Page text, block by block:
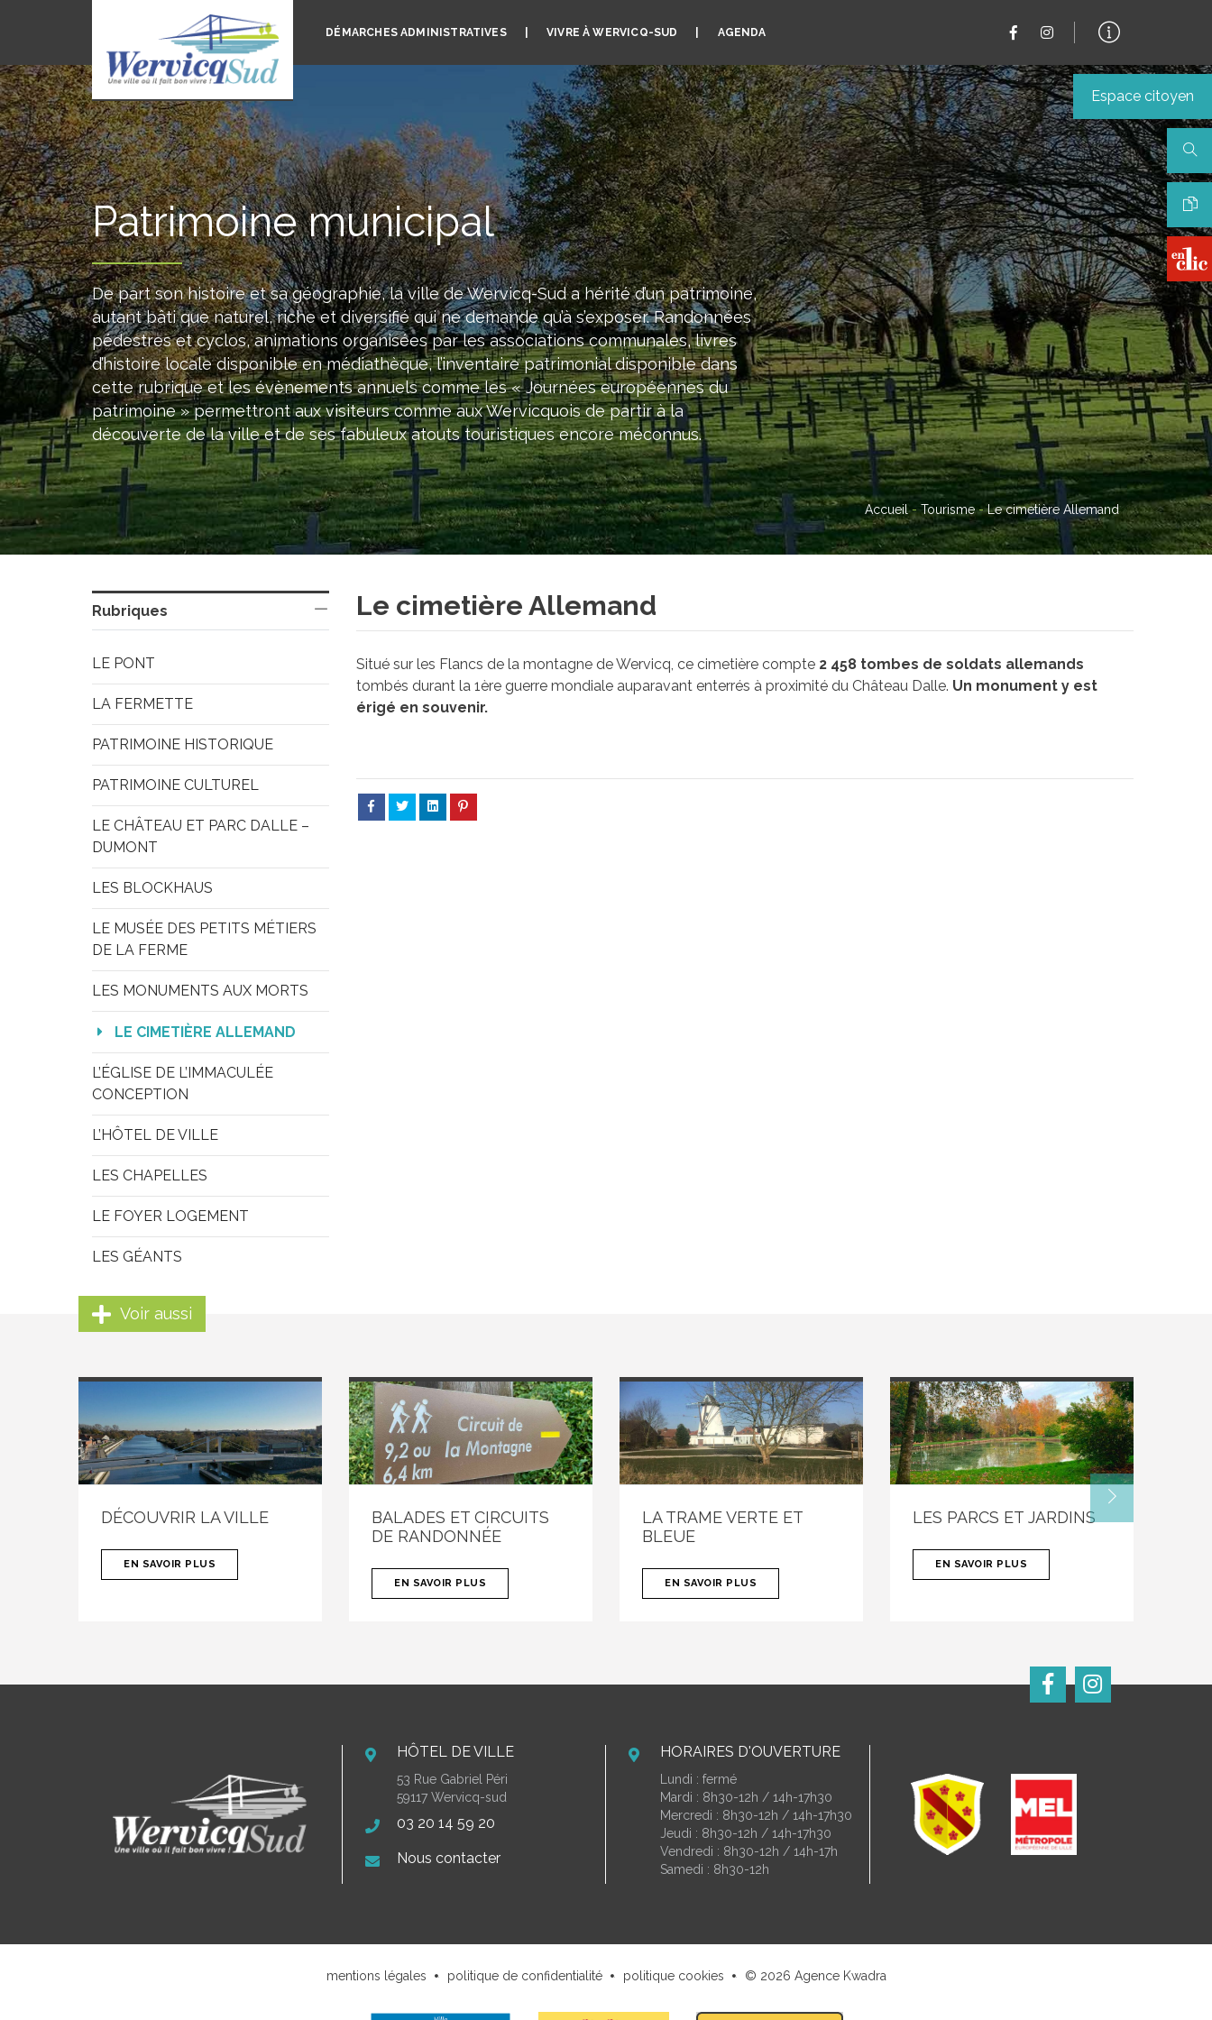
DÉMARCHES ADMINISTRATIVES VIVRE À WERVICQ-SUD AGENDA
Patrimoine municipal
De part son histoire et sa géographie, la ville de Wervicq-Sud a hérité d’un patrimoine,
autant bâti que naturel, riche et diversifié qui ne demande qu’à s’exposer. Randonnées
pédestres et cyclos, animations organisées par les associations communales, livres
d’histoire locale disponible en médiathèque, l’inventaire patrimonial disponible dans
cette rubrique et les évènements annuels comme les « Journées européennes du
patrimoine » permettront aux visiteurs comme aux Wervicquois de partir à la
découverte de la ville et de ses fabuleux atouts touristiques encore méconnus.
Accueil - Tourisme - Le cimetière Allemand
Le cimetière Allemand
Situé sur les Flancs de la montagne de Wervicq, ce cimetière compte 2 458 tombes de soldats allemands
tombés durant la 1ère guerre mondiale auparavant enterrés à proximité du Château Dalle. Un monument y est
érigé en souvenir.
Rubriques
LE PONT
LA FERMETTE
PATRIMOINE HISTORIQUE
PATRIMOINE CULTUREL
LE CHÂTEAU ET PARC DALLE –
DUMONT
LES BLOCKHAUS
LE MUSÉE DES PETITS MÉTIERS
DE LA FERME
LES MONUMENTS AUX MORTS
LE CIMETIÈRE ALLEMAND
L’ÉGLISE DE L’IMMACULÉE
CONCEPTION
L’HÔTEL DE VILLE
LES CHAPELLES
LE FOYER LOGEMENT
LES GÉANTS
Voir aussi
DÉCOUVRIR LA VILLE
EN SAVOIR PLUS
BALADES ET CIRCUITS
DE RANDONNÉE
EN SAVOIR PLUS
LA TRAME VERTE ET
BLEUE
EN SAVOIR PLUS
LES PARCS ET JARDINS
EN SAVOIR PLUS
HÔTEL DE VILLE
53 Rue Gabriel Péri
59117 Wervicq-sud
03 20 14 59 20
Nous contacter
HORAIRES D'OUVERTURE
Lundi : fermé
Mardi : 8h30-12h / 14h-17h30
Mercredi : 8h30-12h / 14h-17h30
Jeudi : 8h30-12h / 14h-17h30
Vendredi : 8h30-12h / 14h-17h
Samedi : 8h30-12h
mentions légales . politique de confidentialité . politique cookies . © 2026 Agence Kwadra
Espace citoyen